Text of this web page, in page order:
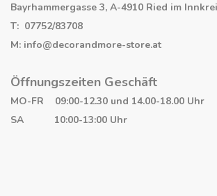
Bayrhammergasse 3, A-4910 Ried im
T: 07752/83708
M: info@decorandmore-store.at
Öffnungszeiten Geschäft
MO-FR 09:00-12.30 und 14.00-18.00 Uhr
SA 10:00-13:00 Uhr